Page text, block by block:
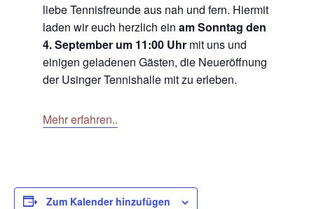
liebe Tennisfreunde aus nah und fern. Hiermit
laden wir euch herzlich ein am Sonntag den
4. September um 11:00 Uhrmit uns und
einigen geladenen Gästen, die Neueröffnung
der Usinger Tennishalle mit zu erleben.
Mehr erfahren..
Zum Kalender hinzufügen